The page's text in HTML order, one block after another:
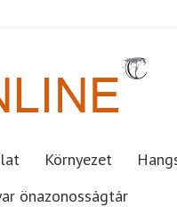
Környezet
önazonosságtár